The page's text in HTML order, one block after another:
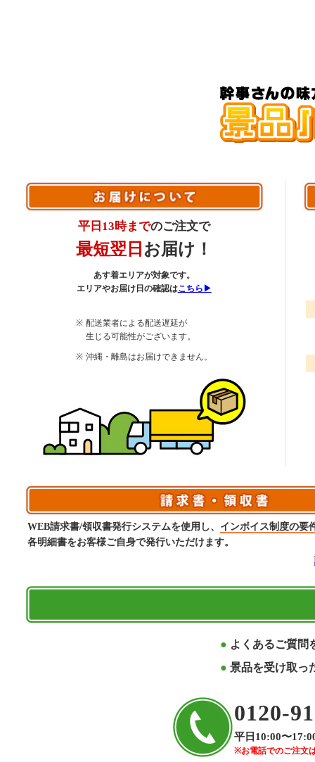
平日13時までのご注文で
最短翌日 お届け！
あす着エリアが対象です。
エリアやお届け日の確認はこちら▶
配送業者による配送遅延が
生じる可能性がございます。
沖縄・離島はお届けできません。
WEB請求書/領収書発行システムを使用し、 インボイス制度の要
各明細書をお客様ご自身で発行いただけます。
よくあるご質問
景品を受け取っ
0120-
平日10:00〜
※お電話でのご注文